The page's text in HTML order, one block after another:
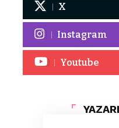
X
Instagram
Youtube